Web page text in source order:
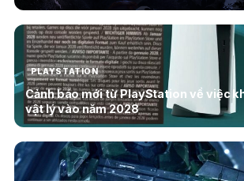
PLAYSTATION
Cảnh báo mới từ PlayStation về việc
vật lý vào năm 2028